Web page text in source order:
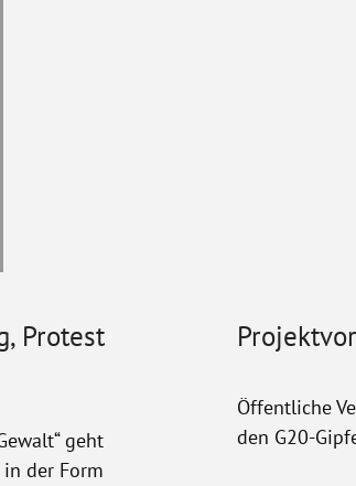
Protest
geht
der Form
Öffentliche
den G20-